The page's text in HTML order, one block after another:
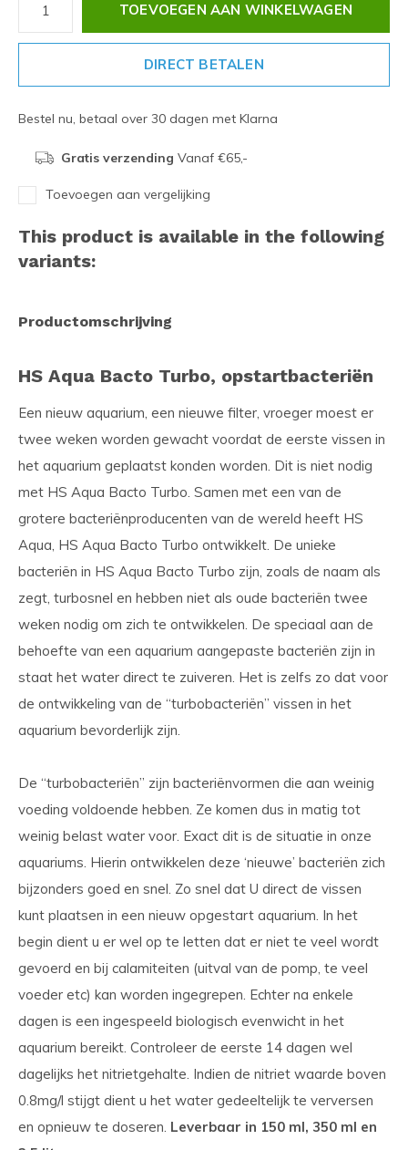
TOEVOEGEN AAN WINKELWAGEN
DIRECT BETALEN
Bestel nu, betaal over 30 dagen met Klarna
Gratis verzending Vanaf €65,-
Toevoegen aan vergelijking
This product is available in the following
variants:
Productomschrijving
HS Aqua Bacto Turbo, opstartbacteriën
Een nieuw aquarium, een nieuwe filter, vroeger moest er
twee weken worden gewacht voordat de eerste vissen in
het aquarium geplaatst konden worden. Dit is niet nodig
met HS Aqua Bacto Turbo. Samen met een van de
grotere bacteriënproducenten van de wereld heeft HS
Aqua, HS Aqua Bacto Turbo ontwikkelt. De unieke
bacteriën in HS Aqua Bacto Turbo zijn, zoals de naam als
zegt, turbosnel en hebben niet als oude bacteriën twee
weken nodig om zich te ontwikkelen. De speciaal aan de
behoefte van een aquarium aangepaste bacteriën zijn in
staat het water direct te zuiveren. Het is zelfs zo dat voor
de ontwikkeling van de “turbobacteriën” vissen in het
aquarium bevorderlijk zijn.
De “turbobacteriën” zijn bacteriënvormen die aan weinig
voeding voldoende hebben. Ze komen dus in matig tot
weinig belast water voor. Exact dit is de situatie in onze
aquariums. Hierin ontwikkelen deze ‘nieuwe’ bacteriën zich
bijzonders goed en snel. Zo snel dat U direct de vissen
kunt plaatsen in een nieuw opgestart aquarium. In het
begin dient u er wel op te letten dat er niet te veel wordt
gevoerd en bij calamiteiten (uitval van de pomp, te veel
voeder etc) kan worden ingegrepen. Echter na enkele
dagen is een ingespeeld biologisch evenwicht in het
aquarium bereikt. Controleer de eerste 14 dagen wel
dagelijks het nitrietgehalte. Indien de nitriet waarde boven
0.8mg/l stijgt dient u het water gedeeltelijk te verversen
en opnieuw te doseren. Leverbaar in 150 ml, 350 ml en